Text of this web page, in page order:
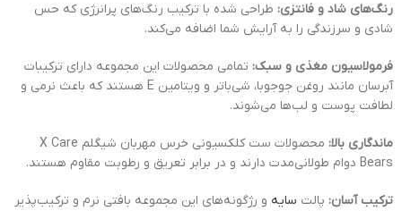
رنگ‌های شاد و فانتزی: طراحی شده با ترکیب رنگ‌های پرانرژی که حس
شادی و سرزندگی را به آرایش شما اضافه می‌کند.
فرمولاسیون مغذی و سبک: تمامی محصولات این مجموعه دارای ترکیبات
آبرسان مانند روغن جوجوبا، شی‌باتر و ویتامین E هستند که باعث نرمی و
لطافت پوست و لب‌ها می‌شوند.
ماندگاری بالا:
محصولات ست کلکسیونی خرس مهربان شیگلم X Care
Bears دوام طولانی‌مدت دارند و در برابر تعریق و رطوبت مقاوم هستند.
ترکیب آسان: پالت سایه و رژگونه‌های این مجموعه بافتی نرم و ترکیب‌پذیر